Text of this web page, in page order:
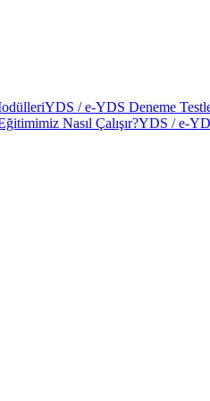
YDS / e-YDS Deneme
Nasıl Çalışır?YDS / e-